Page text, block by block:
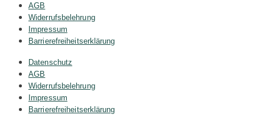
AGB
Widerrufsbelehrung
Impressum
Barrierefreiheitserklärung
Datenschutz
AGB
Widerrufsbelehrung
Impressum
Barrierefreiheitserklärung